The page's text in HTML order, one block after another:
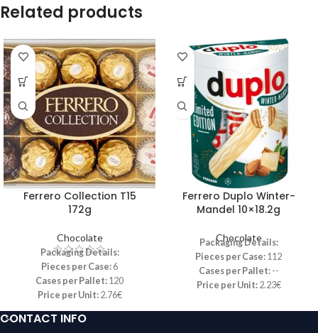
Related products
Ferrero Collection T15
172g
Chocolate
Packaging Details:
Pieces per Case: 6
Cases per Pallet: 120
Price per Unit:2.76€
Ideal for retailers looking to stock a
premium variety pack that caters to
Ferrero Duplo Winter-
Mandel 10×18.2g
Chocolate
Packaging Details:
Pieces per Case: 112
Cases per Pallet:--
Price per Unit:2.23€
a festive and popular chocolate
CONTACT INFO